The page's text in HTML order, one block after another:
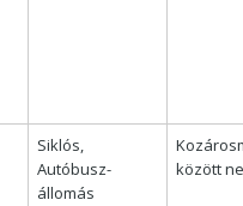
Siklós,
Autóbusz-
állomás
között